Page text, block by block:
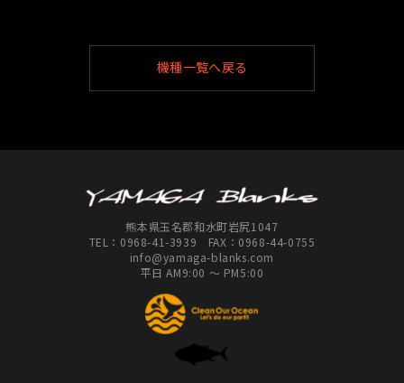
機種一覧へ戻る
熊本県玉名郡和水町岩尻1047
TEL： 0968-41-3939 FAX：0968-44-0755
info@yamaga-blanks.com
平日 AM9:00 ～ PM5:00